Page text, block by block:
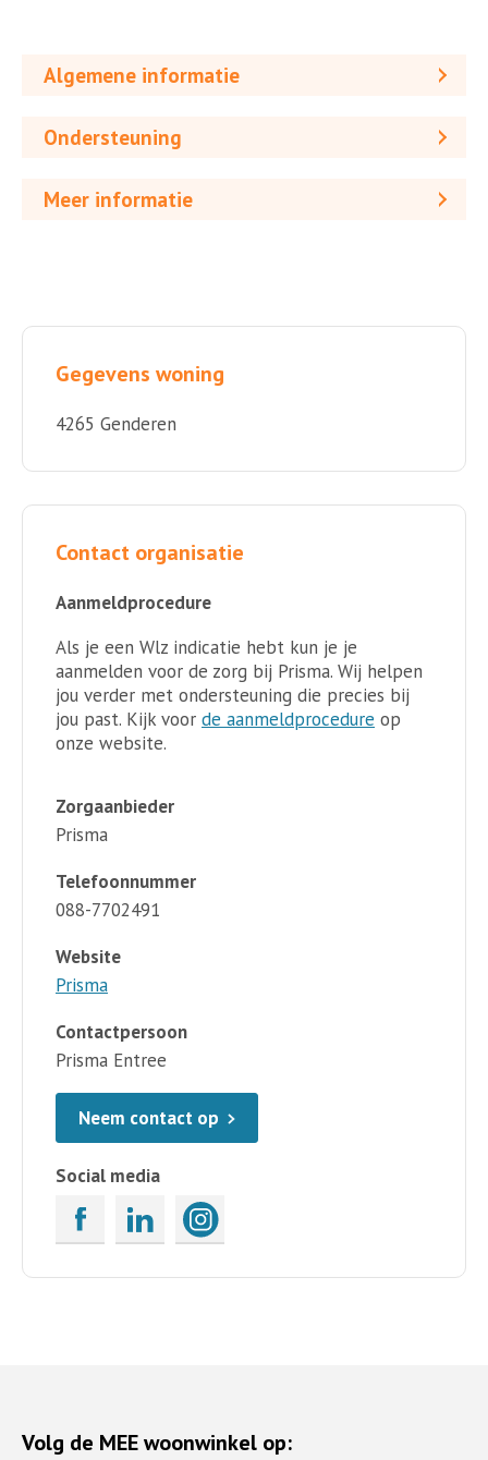
Algemene informatie
Ondersteuning
Meer informatie
Gegevens woning
4265 Genderen
Contact organisatie
Aanmeldprocedure
Als je een Wlz indicatie hebt kun je je
aanmelden voor de zorg bij Prisma. Wij helpen
jou verder met ondersteuning die precies bij
jou past. Kijk voor de aanmeldprocedure op
onze website.
Zorgaanbieder
Prisma
Telefoonnummer
088-7702491
Website
Prisma
Contactpersoon
Prisma Entree
Neem contact op
Social media
Volg de MEE woonwinkel op: